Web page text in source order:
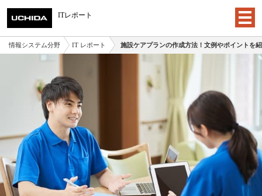
情報システム分野 IT レポート 施設ケアプランの作成方法！文例やポイントを
ITレポート